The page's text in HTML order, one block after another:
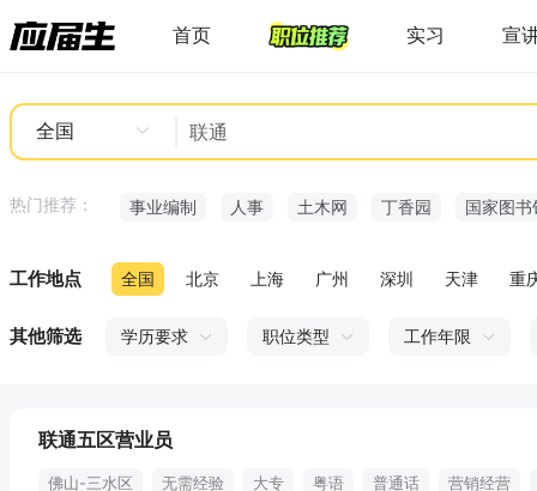
首页 实习 宣
全国
热门推荐： 事业编制 人事 土木网 丁香园 国家图书
工作地点 全国 北京 上海 广州 深圳 天津 重
其他筛选 学历要求 职位类型 工作年限
联通五区营业员
佛山-三水区 无需经验 大专 粤语 普通话 营销经营